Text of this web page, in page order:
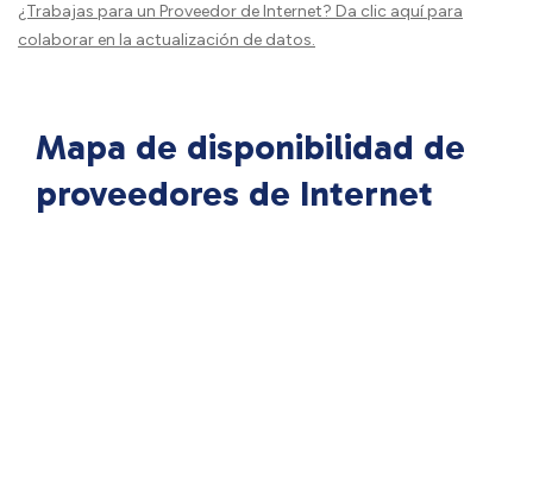
¿Trabajas para un Proveedor de Internet? Da clic aquípara
colaborar en la actualización de datos.
Mapa de disponibilidad de
proveedores de Internet